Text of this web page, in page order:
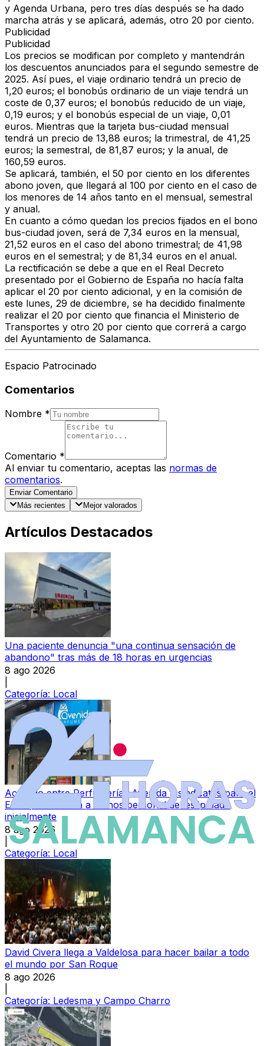
y Agenda Urbana, pero tres días después se ha dado
marcha atrás y se aplicará, además, otro 20 por ciento.
Publicidad
Publicidad
Los precios se modifican por completo y mantendrán
los descuentos anunciados para el segundo semestre de
2025. Así pues, el viaje ordinario tendrá un precio de
1,20 euros; el bonobús ordinario de un viaje tendrá un
coste de 0,37 euros; el bonobús reducido de un viaje,
0,19 euros; y el bonobús especial de un viaje, 0,01
euros. Mientras que la tarjeta bus-ciudad mensual
tendrá un precio de 13,88 euros; la trimestral, de 41,25
euros; la semestral, de 81,87 euros; y la anual, de
160,59 euros.
Se aplicará, también, el 50 por ciento en los diferentes
abono joven, que llegará al 100 por ciento en el caso de
los menores de 14 años tanto en el mensual, semestral
y anual.
En cuanto a cómo quedan los precios fijados en el bono
bus-ciudad joven, será de 7,34 euros en la mensual,
21,52 euros en el caso del abono trimestral; de 41,98
euros en el semestral; y de 81,34 euros en el anual.
La rectificación se debe a que en el Real Decreto
presentado por el Gobierno de España no hacía falta
aplicar el 20 por ciento adicional, y en la comisión de
este lunes, 29 de diciembre, se ha decidido finalmente
realizar el 20 por ciento que financia el Ministerio de
Transportes y otro 20 por ciento que correrá a cargo
del Ayuntamiento de Salamanca.
Espacio Patrocinado
Comentarios
Nombre *
Comentario *
Al enviar tu comentario, aceptas las normas de
comentarios.
Enviar Comentario
Más recientes
Mejor valorados
Artículos Destacados
Una paciente denuncia "una continua sensación de
abandono" tras más de 18 horas en urgencias
8 ago 2026
Categoría: Local
Acuerdo entre Perfumerías Avenida y sindicatos para el
ERE que afectará a menos personal del estipulado
inicialmente
8 ago 2026
Categoría: Local
David Civera llega a Valdelosa para hacer bailar a todo
el mundo por San Roque
8 ago 2026
Categoría: Ledesma y Campo Charro